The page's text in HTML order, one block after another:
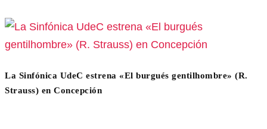
La Sinfónica UdeC estrena «El burgués gentilhombre» (R.
Strauss) en Concepción